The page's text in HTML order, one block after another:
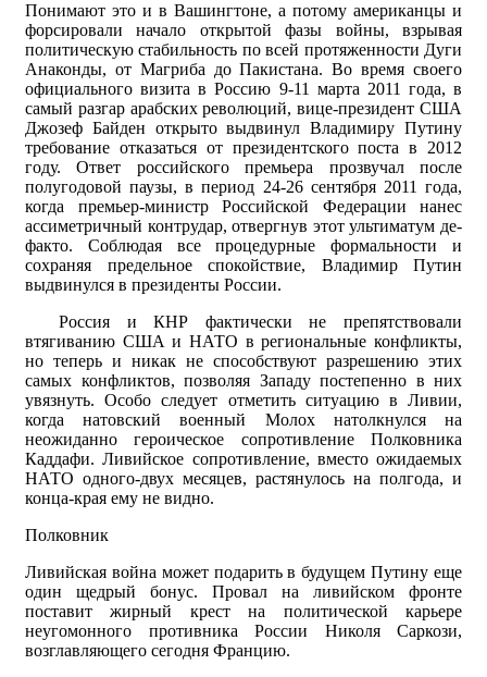
Понимают это и в Вашингтоне, а потому американцы и
форсировали начало открытой фазы войны, взрывая
политическую стабильность по всей протяженности Дуги
Анаконды, от Магриба до Пакистана. Во время своего
официального визита в Россию 9-11 марта 2011 года, в
самый разгар арабских революций, вице-президент США
Джозеф Байден открыто выдвинул Владимиру Путину
требование отказаться от президентского поста в 2012
году. Ответ российского премьера прозвучал после
полугодовой паузы, в период 24-26 сентября 2011 года,
когда премьер-министр Российской Федерации нанес
ассиметричный контрудар, отвергнув этот ультиматум де-
факто. Соблюдая все процедурные формальности и
сохраняя предельное спокойствие, Владимир Путин
выдвинулся в президенты России.
Россия и КНР фактически не препятствовали
втягиванию США и НАТО в региональные конфликты,
но теперь и никак не способствуют разрешению этих
самых конфликтов, позволяя Западу постепенно в них
увязнуть. Особо следует отметить ситуацию в Ливии,
когда натовский военный Молох натолкнулся на
неожиданно героическое сопротивление Полковника
Каддафи. Ливийское сопротивление, вместо ожидаемых
НАТО одного-двух месяцев, растянулось на полгода, и
конца-края ему не видно.
Полковник
Ливийская война может подарить в будущем Путину еще
один щедрый бонус. Провал на ливийском фронте
поставит жирный крест на политической карьере
неугомонного противника России Николя Саркози,
возглавляющего сегодня Францию.